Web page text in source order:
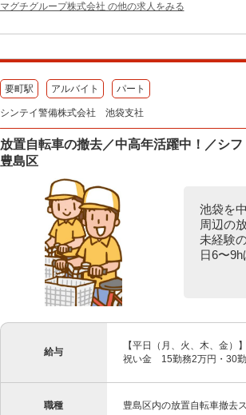
マグチグループ株式会社 の他の求人をみる
要町駅 アルバイト パート
シンテイ警備株式会社 池袋支社
放置自転車の撤去／中高年活躍中！／シ
豊島区
池袋を
周辺の
未経験
日6〜
給与
【平日（月、火、木、金
祝い金 15勤務2万円・30
職種 豊島区内の放置自転車撤去